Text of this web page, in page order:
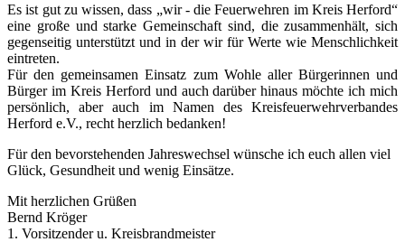
Es ist gut zu wissen, dass „wir - die Feuerwehren im Kreis Herford“
eine große und starke Gemeinschaft sind, die zusammenhält, sich
gegenseitig unterstützt und in der wir für Werte wie Menschlichkeit
eintreten.
Für den gemeinsamen Einsatz zum Wohle aller Bürgerinnen und
Bürger im Kreis Herford und auch darüber hinaus möchte ich mich
persönlich, aber auch im Namen des Kreisfeuerwehrverbandes
Herford e.V., recht herzlich bedanken!
Für den bevorstehenden Jahreswechsel wünsche ich euch allen viel
Glück, Gesundheit und wenig Einsätze.
Mit herzlichen Grüßen
Bernd Kröger
1. Vorsitzender u. Kreisbrandmeister